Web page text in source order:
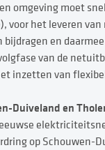
omgeving moet
voor het leveren
en
van de
inzetten van
Duiveland en
op